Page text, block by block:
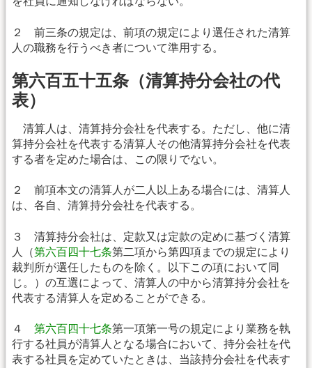
２ 前三条の規定は、前項の規定により選任された清算
人の職務を行うべき者について準用する。
第六百五十五条（清算持分会社の代
表）
清算人は、清算持分会社を代表する。ただし、他に清
算持分会社を代表する清算人その他清算持分会社を代表
する者を定めた場合は、この限りでない。
２ 前項本文の清算人が二人以上ある場合には、清算人
は、各自、清算持分会社を代表する。
３ 清算持分会社は、定款又は定款の定めに基づく清算
人（第六百四十七条第二項から第四項までの規定により
裁判所が選任したものを除く。以下この項において同
じ。）の互選によって、清算人の中から清算持分会社を
代表する清算人を定めることができる。
４ 第六百四十七条第一項第一号の規定により業務を執
行する社員が清算人となる場合において、持分会社を代
表する社員を定めていたときは、当該持分会社を代表す